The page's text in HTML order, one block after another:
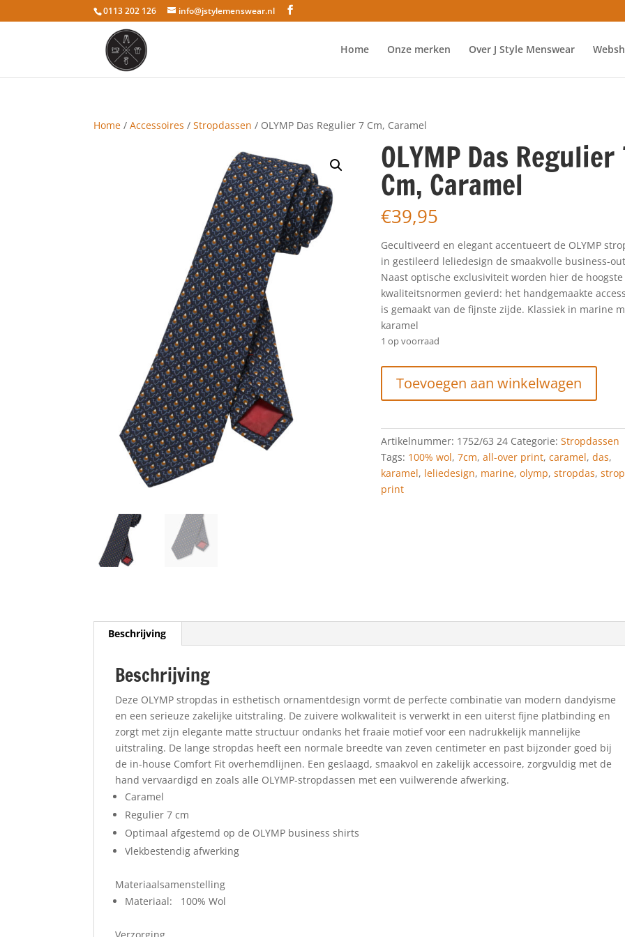
0113 202 126 info@jstylemenswear.nl
Home Onze merken Over J Style Menswear
Home /Accessoires /Stropdassen / OLYMP Das Regulier 7 Cm, Caramel
OLYMP Das Regulier
Cm, Caramel
€39,95
Gecultiveerd en elegant accentueert de OLYMP
in gestileerd leliedesign de smaakvolle business-
Naast optische exclusiviteit worden hier de hoogste
kwaliteitsnormen gevierd: het handgemaakte
is gemaakt van de fijnste zijde. Klassiek in marine
karamel
1 op voorraad
Regulier
Cm,
Caramel
aantal
Toevoegen aan winkelwagen
Artikelnummer: 1752/63 24 Categorie:Stropdassen
Tags: 100% wol,7cm,all-over print,caramel,das,
karamel, leliedesign, marine,olymp,stropdas,
print
Beschrijving
Beschrijving
Deze OLYMP stropdas in esthetisch ornamentdesign vormt de perfecte combinatie van modern dandyisme
en een serieuze zakelijke uitstraling. De zuivere wolkwaliteit is verwerkt in een uiterst fijne platbinding en
zorgt met zijn elegante matte structuur ondanks het fraaie motief voor een nadrukkelijk mannelijke
uitstraling. De lange stropdas heeft een normale breedte van zeven centimeter en past bijzonder goed bij
de in-house Comfort Fit overhemdlijnen. Een geslaagd, smaakvol en zakelijk accessoire, zorgvuldig met de
hand vervaardigd en zoals alle OLYMP-stropdassen met een vuilwerende afwerking.
Caramel
Regulier 7 cm
Optimaal afgestemd op de OLYMP business shirts
Vlekbestendig afwerking
Materiaalsamenstelling
Materiaal: 100% Wol